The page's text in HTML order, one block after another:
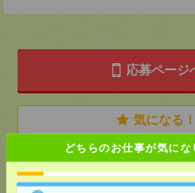
どちらのお仕事が気にな
応募ページ
気になる！